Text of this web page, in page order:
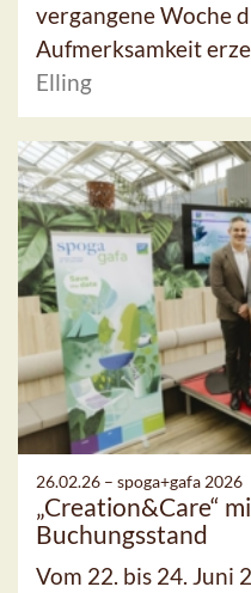
vergangene Woche
Aufmerksamkeit
Elling
26.02.26 – spoga+gafa 2026
„Creation&Care“
Buchungsstand
Vom 22. bis 24. Juni